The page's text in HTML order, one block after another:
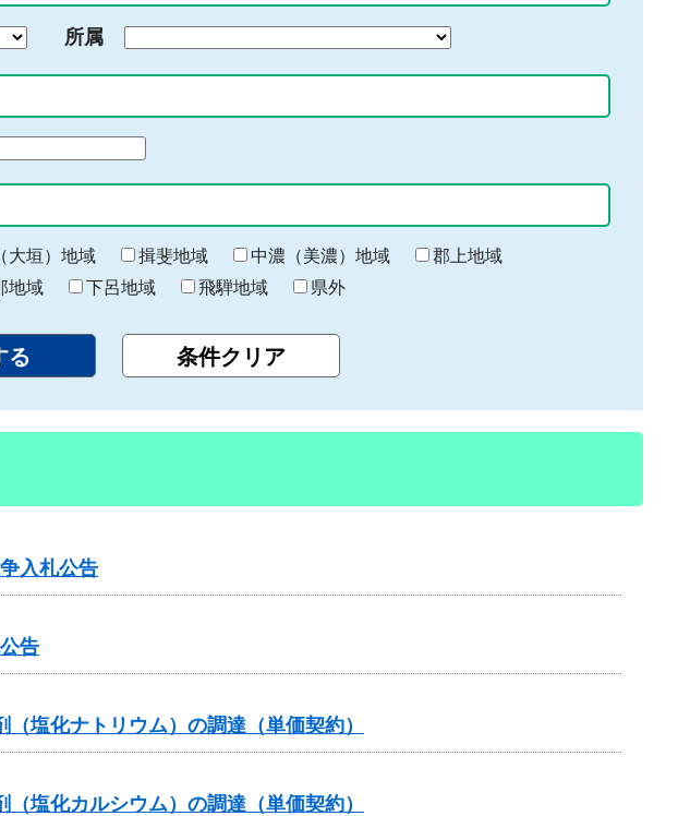
所属
大垣）地域 揖斐地域 中濃（美濃）地域
郡上地域
地域 下呂地域 飛騨地域 県外
入札公告
告
塩化ナトリウム）の調達（単価契約）
塩化カルシウム）の調達（単価契約）